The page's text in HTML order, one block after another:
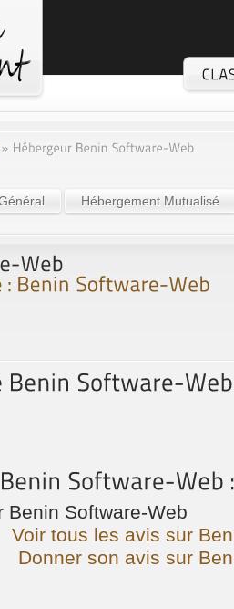
Hébergement Mutualisé
Benin Software-Web
Voir tous les avis sur
Donner son avis sur